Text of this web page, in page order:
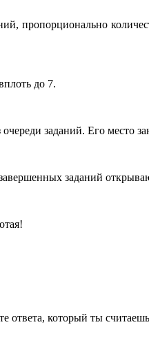
пропорционально
до 7.
заданий. Его место
заданий
ответа, который ты